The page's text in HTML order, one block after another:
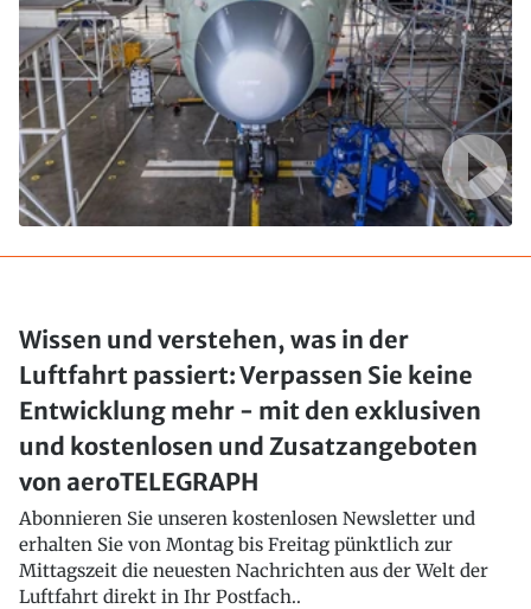
Wissen und verstehen, was in der
Luftfahrt passiert: Verpassen Sie keine
Entwicklung mehr - mit den exklusiven
und kostenlosen und Zusatzangeboten
von aeroTELEGRAPH
Abonnieren Sie unseren kostenlosen Newsletter und
erhalten Sie von Montag bis Freitag pünktlich zur
Mittagszeit die neuesten Nachrichten aus der Welt der
Luftfahrt direkt in Ihr Postfach..